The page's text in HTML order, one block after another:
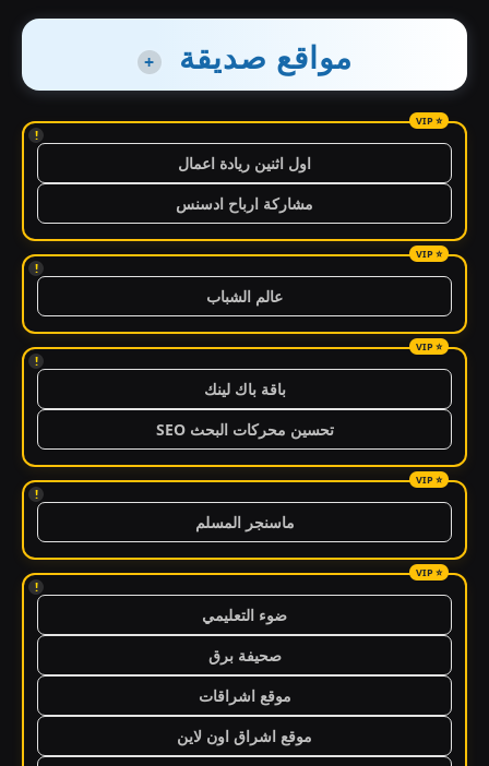
مواقع صديقة +
!
اول اثنين ريادة اعمال
مشاركة ارباح ادسنس
!
عالم الشباب
!
باقة باك لينك
تحسين محركات البحث SEO
!
ماسنجر المسلم
!
ضوء التعليمي
صحيفة برق
موقع اشراقات
موقع اشراق اون لاين